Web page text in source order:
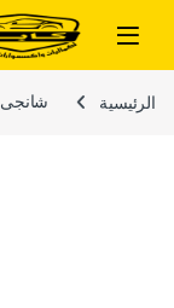
تخطي إلى المحتوى
الرئيسية شانجى Changhe